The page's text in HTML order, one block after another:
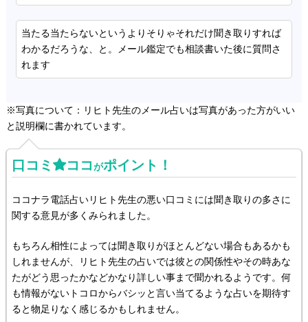
当たる当たらないというよりそりゃそれだけ聞き取りすれば
わかるだろうな、と。メール鑑定でも相談書いた後に質問さ
れます
※写真について：リヒト先生のメール占いは写真があった方がいい
と説明欄に書かれています。
口コミ ココがポイント！
ココナラ電話占いリヒト先生の悪い口コミには聞き取りの多さに
関する意見が多くみられました。
もちろん相性によっては聞き取りがほとんどない場合もあるかも
しれませんが、リヒト先生の占いでは彼との関係性やその時あな
たがどう思ったかなどかなり詳しい事まで聞かれるようです。何
も情報がないトコロからバシッと言い当てるような占いを期待す
ると物足りなく感じるかもしれません。